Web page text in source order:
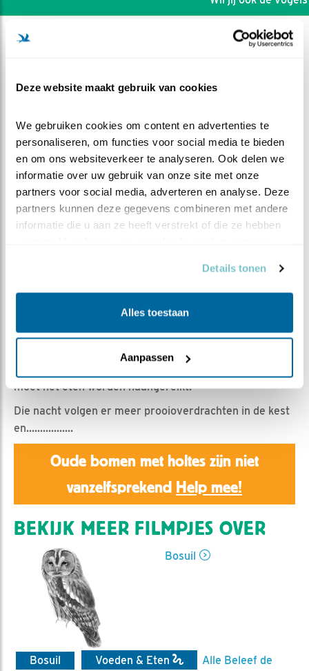
Deze website maakt gebruik van cookies
We gebruiken cookies om content en advertenties te
personaliseren, om functies voor social media te bieden
en om ons websiteverkeer te analyseren. Ook delen we
informatie over uw gebruik van onze site met onze
partners voor social media, adverteren en analyse. Deze
partners kunnen deze gegevens combineren met andere
informatie die u aan ze heeft verstrekt of die ze hebben
Details tonen
Alles toestaan
Aanpassen
Emil | Geplaatst op 6 februari 2019, 23:43 |
leuk
De eerste keer! Want vrouwlief is al de hale avond en
moet het eten worden naangereikt.
Die nacht volgen er meer prooioverdrachten in de kest
en.................
Oude bomen met holtes zijn niet
vanzelfsprekend Help mee!
BEKIJK MEER FILMPJES OVER
Bosuil
Bosuil Voeden & Eten
Alle Beleef de